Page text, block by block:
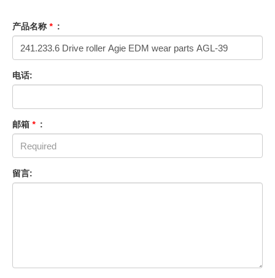
产品名称 * :
电话:
邮箱 * :
留言: